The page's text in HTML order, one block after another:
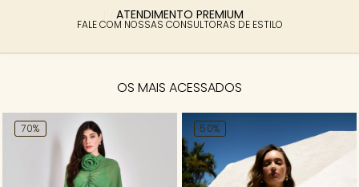
PARCELAMENTO FACILITADO
6X SEM JUROS
OS MAIS ACESSADOS
70% 50%